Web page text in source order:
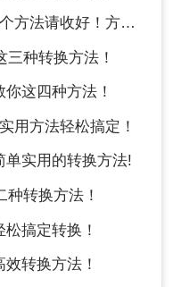
收好！方便又好用！
种转换方法！
这四种方法！
用方法轻松搞定！
单实用的转换方法!
转换方法！
搞定转换！
转换方法！